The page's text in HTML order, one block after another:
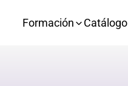
Formación Catálogo